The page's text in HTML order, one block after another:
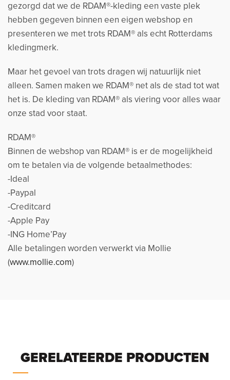
gezorgd dat we de RDAM®-kleding een vaste plek
hebben gegeven binnen een eigen webshop en
presenteren we met trots RDAM® als echt Rotterdams
kledingmerk.
Maar het gevoel van trots dragen wij natuurlijk niet
alleen. Samen maken we RDAM® net als de stad tot wat
het is. De kleding van RDAM® als viering voor alles waar
onze stad voor staat.
RDAM®
Binnen de webshop van RDAM® is er de mogelijkheid
om te betalen via de volgende betaalmethodes:
-Ideal
-Paypal
-Creditcard
-Apple Pay
-ING Home’Pay
Alle betalingen worden verwerkt via Mollie
(www.mollie.com)
GERELATEERDE PRODUCTEN